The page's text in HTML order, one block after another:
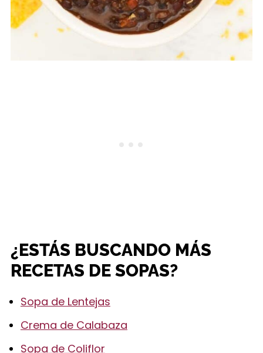
¿ESTÁS BUSCANDO MÁS
RECETAS DE SOPAS?
Sopa de Lentejas
Crema de Calabaza
Sopa de Coliflor